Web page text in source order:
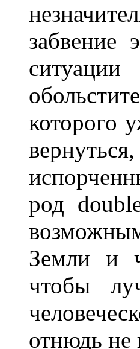
забвение
которого
род
Земли и
чтобы
отнюдь